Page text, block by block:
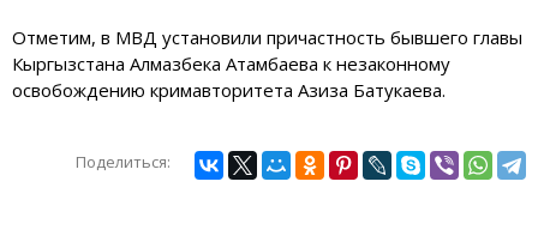
Отметим, в МВД установили причастность бывшего главы
Кыргызстана Алмазбека Атамбаева к незаконному
освобождению кримавторитета Азиза Батукаева.
Поделиться: